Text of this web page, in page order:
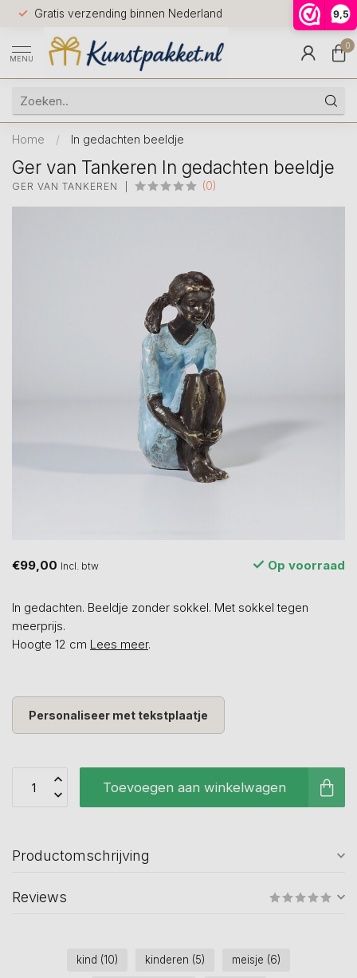
9,5
Gratis verzending binnen Nederland
Voor
huis
9.5
MENU
0
Home / In gedachten beeldje
Ger van Tankeren In gedachten beeldje
GER VAN TANKEREN (0)
€99,00 Incl. btw Op voorraad
In gedachten. Beeldje zonder sokkel. Met sokkel tegen
meerprijs.
Hoogte 12 cm Lees meer.
Personaliseer met tekstplaatje
Toevoegen aan winkelwagen
Productomschrijving
Reviews
kind (10) kinderen (5) meisje (6)